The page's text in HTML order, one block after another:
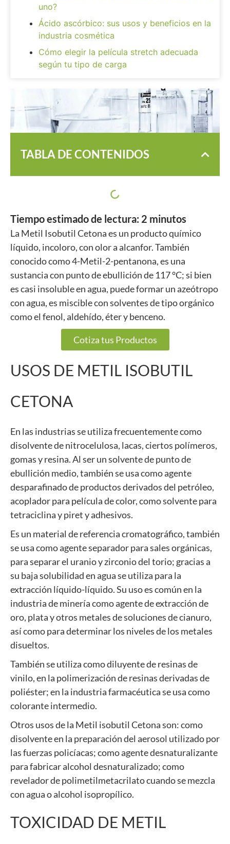
TABLA DE CONTENIDOS
Tiempo estimado de lectura: 2 minutos
La Metil Isobutil Cetona es un producto químico
líquido, incoloro, con olor a alcanfor. También
conocido como 4-Metil-2-pentanona, es una
sustancia con punto de ebullición de 117 °C; si bien
es casi insoluble en agua, puede formar un azeótropo
con agua, es miscible con solventes de tipo orgánico
como el fenol, aldehído, éter y benceno.
Cotiza tus Productos
USOS DE METIL ISOBUTIL
CETONA
En las industrias se utiliza frecuentemente como
disolvente de nitrocelulosa, lacas, ciertos polímeros,
gomas y resina. Al ser un solvente de punto de
ebullición medio, también se usa como agente
desparafinado de productos derivados del petróleo,
acoplador para película de color, como solvente para
tetraciclina y piret y adhesivos.
Es un material de referencia cromatográfico, también
se usa como agente separador para sales orgánicas,
para separar el uranio y zirconio del torio; gracias a
su baja solubilidad en agua se utiliza para la
extracción líquido-líquido. Su uso es común en la
industria de minería como agente de extracción de
oro, plata y otros metales de soluciones de cianuro,
así como para determinar los niveles de los metales
disueltos.
También se utiliza como diluyente de resinas de
vinilo, en la polimerización de resinas derivadas de
poliéster; en la industria farmacéutica se usa como
colorante intermedio.
Otros usos de la Metil isobutil Cetona son: como
disolvente en la preparación del aerosol utilizado por
las fuerzas policíacas; como agente desnaturalizante
para fabricar alcohol desnaturalizado; como
revelador de polimetilmetacrilato cuando se mezcla
con agua o alcohol isopropílico.
TOXICIDAD DE METIL
uno?
Ácido ascórbico: sus usos y beneficios en la
industria cosmética
Cómo elegir la película stretch adecuada
según tu tipo de carga